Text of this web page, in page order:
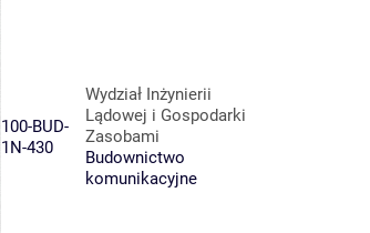
100-BUD-
1N-430
Wydział Inżynierii
Lądowej i Gospodarki
Zasobami
Budownictwo
komunikacyjne